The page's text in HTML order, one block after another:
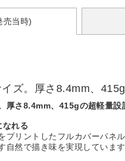
売当時)
ズ。厚さ8.4mm、
厚さ8.4mm、415gの超軽量
なれる
プリントしたフルカバーパネ
自然で描き味を実現していま